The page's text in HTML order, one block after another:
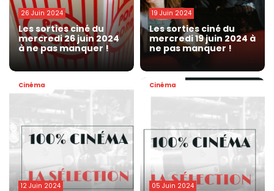
26 Juin 2024
Les sorties ciné du
mercredi 26 juin 2024
à ne pas manquer !
19 Juin 2024
Les sorties ciné du
mercredi 19 juin 2024 à
ne pas manquer !
Cinéma
12 Juin 2024
Cinéma
05 Juin 2024